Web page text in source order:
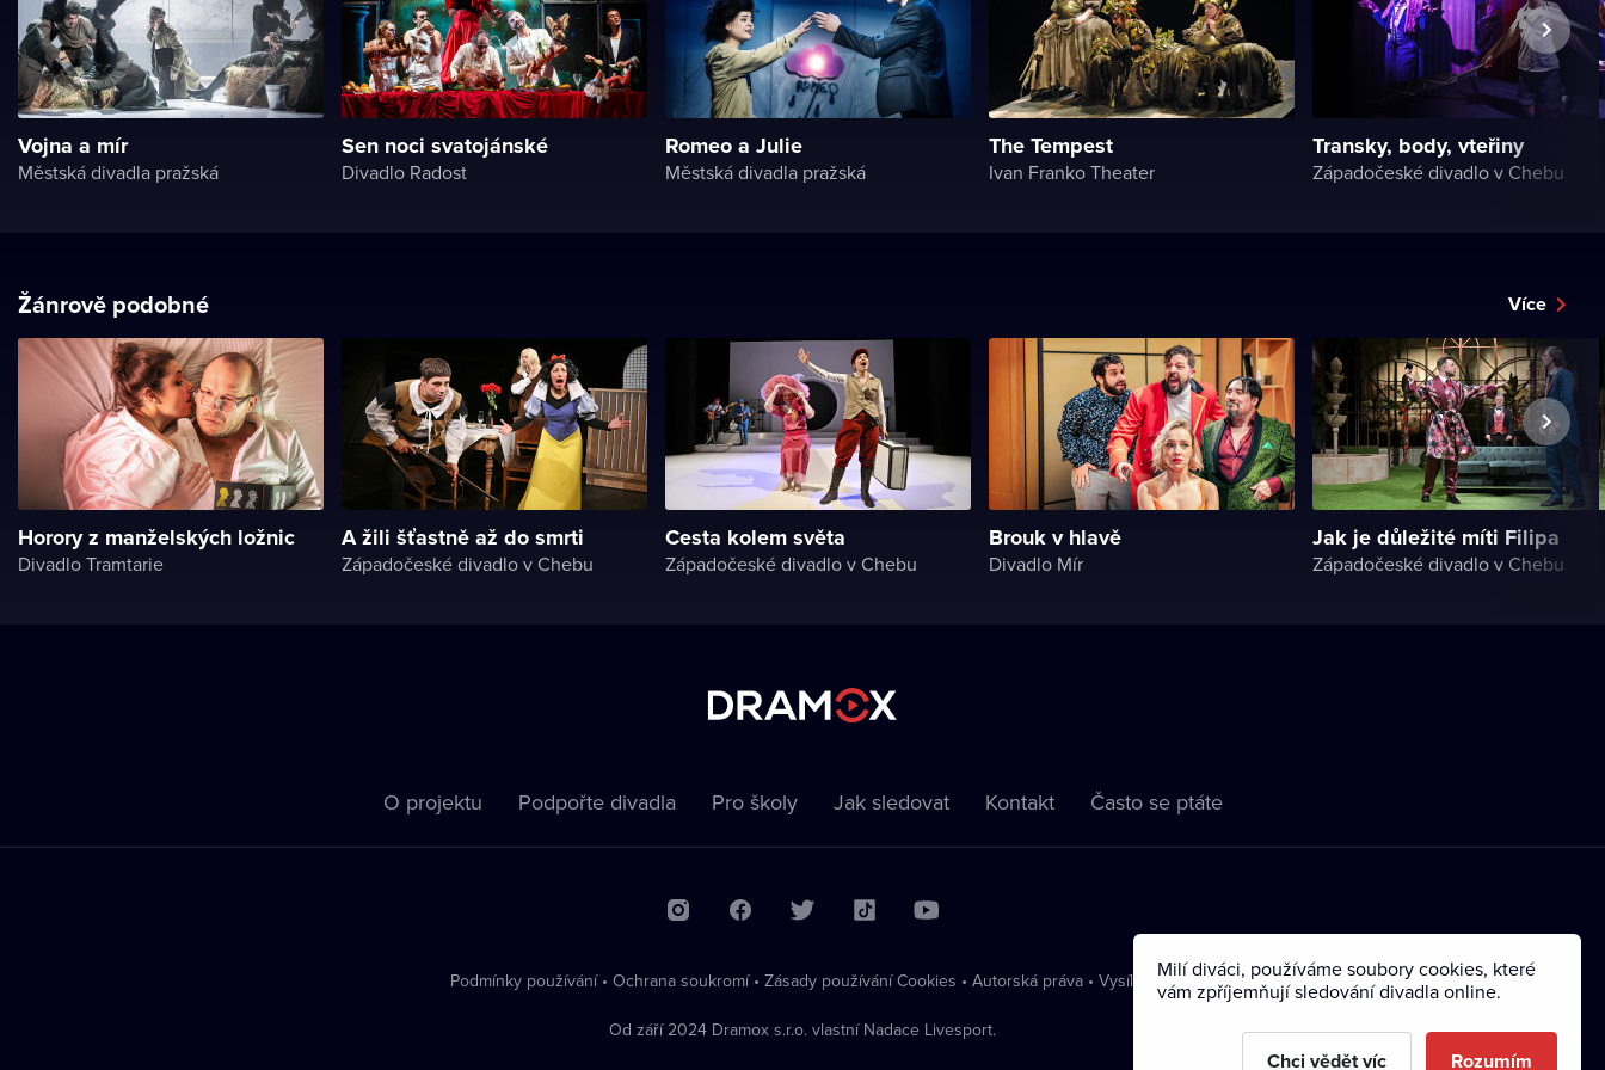
Vojna a mír
Městská divadla pražská
Sen noci svatojánské
Divadlo Radost
Romeo a Julie
Městská divadla pražská
The Tempest
Ivan Franko Theater
Transky, body, vteřiny
Západočeské divadlo v Chebu
Žánrově podobné Více
Horory z manželských ložnic
Divadlo Tramtarie
A žili šťastně až do smrti
Západočeské divadlo v Chebu
Cesta kolem světa
Západočeské divadlo v Chebu
Brouk v hlavě
Divadlo Mír
Jak je důležité míti Filipa
Západočeské divadlo v Chebu
O projektu Podpořte divadla Pro školy Jak sledovat Kontakt Často se ptáte
Podmínky používání • Ochrana soukromí • Zásady používání Cookies • Autorská práva • Vysílání
Od září 2024 Dramox s.r.o. vlastní Nadace Livesport.
Milí diváci, používáme soubory cookies, které
vám zpříjemňují sledování divadla online.
Chci vědět víc Rozumím